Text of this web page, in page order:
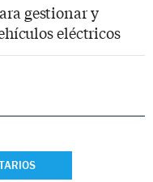
gestionar y
eléctricos